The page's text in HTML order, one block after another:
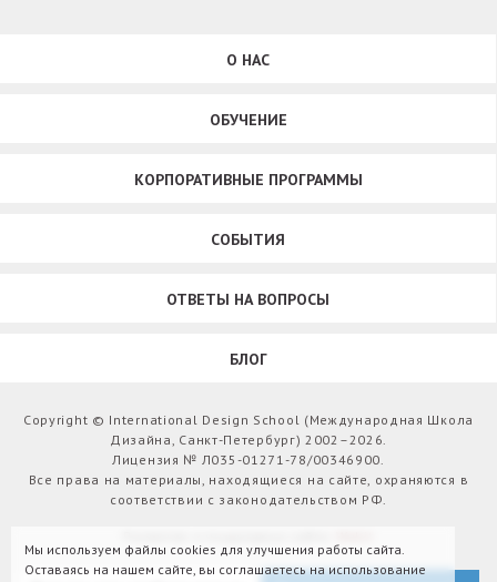
О НАС
ОБУЧЕНИЕ
КОРПОРАТИВНЫЕ ПРОГРАММЫ
СОБЫТИЯ
ОТВЕТЫ НА ВОПРОСЫ
БЛОГ
Copyright © International Design School (Международная Школа
Дизайна, Санкт-Петербург) 2002–2026.
Лицензия № Л035-01271-78/00346900.
Все права на материалы, находящиеся на сайте, охраняются в
соответствии с законодательством РФ.
Мы используем файлы cookies для улучшения работы сайта.
Оставаясь на нашем сайте, вы соглашаетесь на использование